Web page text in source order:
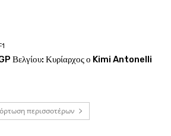
F1
Βελγίου: Κυρίαρχος ο Kimi Antonelli
περισσοτέρων